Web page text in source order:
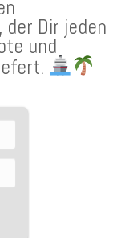
Dir jeden
und